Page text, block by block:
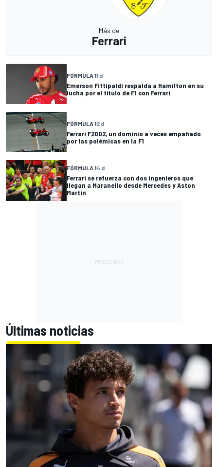
Más de
Ferrari
FÓRMULA 11 d
Emerson Fittipaldi respalda a Hamilton en su
lucha por el título de F1 con Ferrari
FÓRMULA 12 d
Ferrari F2002, un dominio a veces empañado
por las polémicas en la F1
FÓRMULA 14 d
Ferrari se refuerza con dos ingenieros que
llegan a Maranello desde Mercedes y Aston
Martin
Últimas noticias